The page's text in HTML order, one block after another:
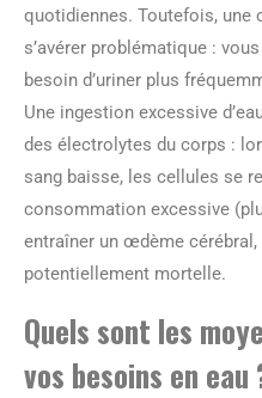
quotidiennes. Toutefois, une
s’avérer problématique :
besoin d’uriner plus
Une ingestion excessive
des électrolytes du corps :
sang baisse, les cellules se
consommation excessive
entraîner un œdème
potentiellement mortelle.
Quels sont les
vos besoins en eau